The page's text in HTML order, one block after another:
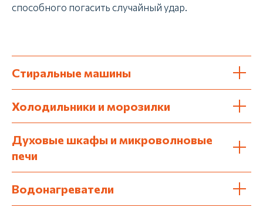
способного погасить случайный удар.
Стиральные машины
Холодильники и морозилки
Духовые шкафы и микроволновые
печи
Водонагреватели